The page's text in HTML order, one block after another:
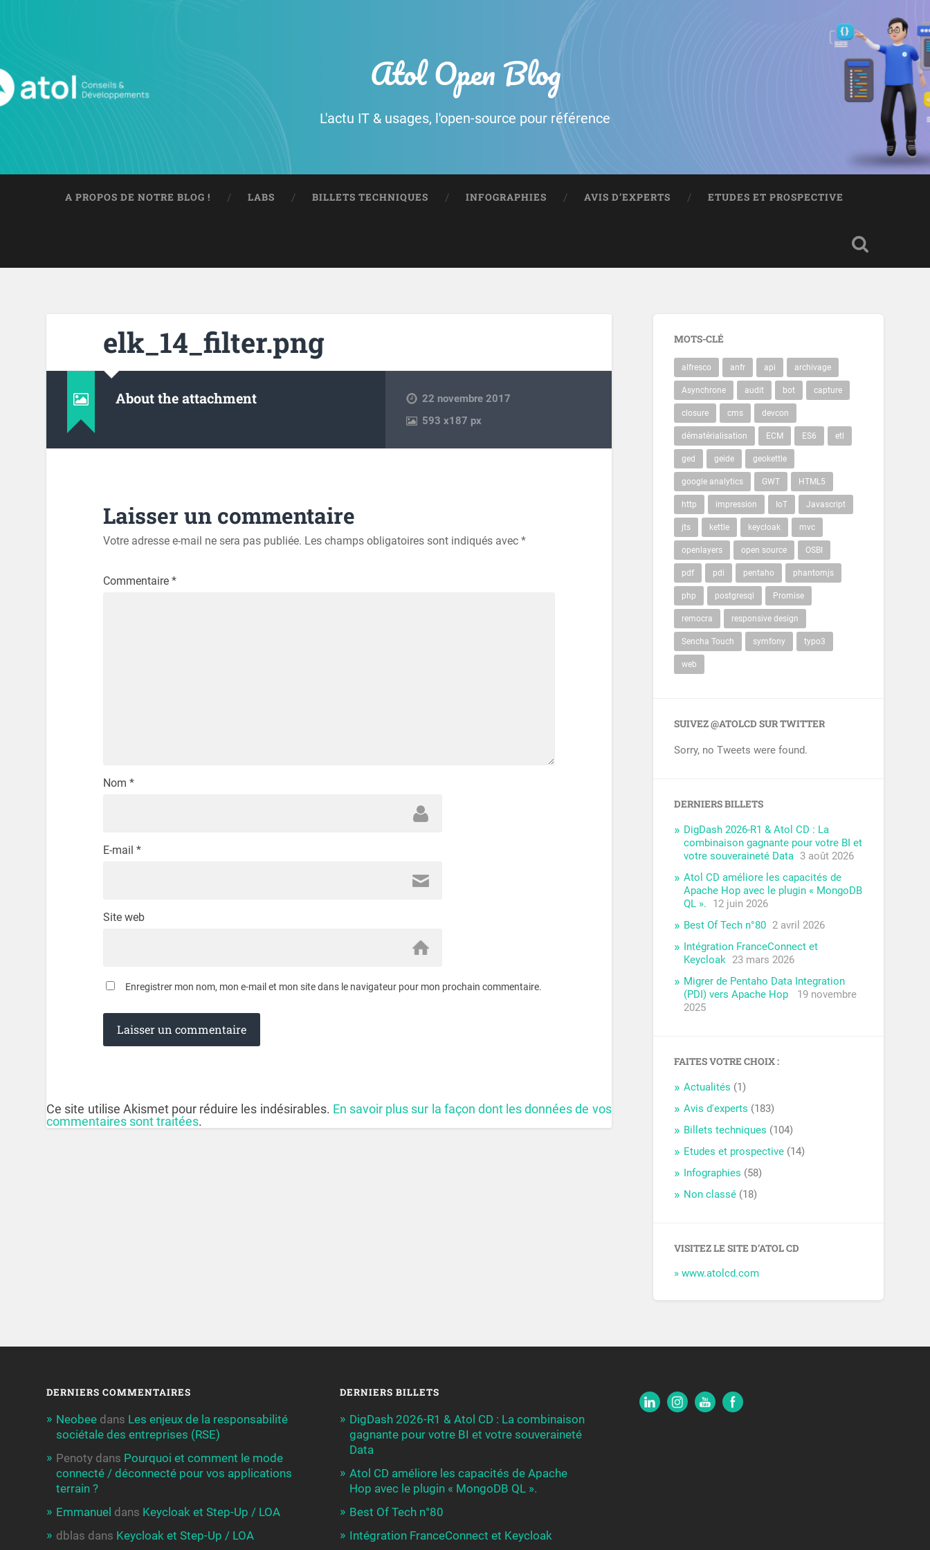
Atol Open Blog
L'actu IT & usages, l'open-source pour référence
A PROPOS DE NOTRE BLOG ! LABS BILLETS TECHNIQUES INFOGRAPHIES AVIS D’EXPERTS ETUDES ET PROSPECTIVE
elk_14_filter.png
About the attachment
22 novembre 2017
593x187 px
Laisser un commentaire
Votre adresse e-mail ne sera pas publiée. Les champs obligatoires sont indiqués avec *
Commentaire *
Nom *
E-mail *
Site web
Enregistrer mon nom, mon e-mail et mon site dans le navigateur pour mon prochain commentaire.
Ce site utilise Akismet pour réduire les indésirables. En savoir plus sur la façon dont les données de vos
commentaires sont traitées.
MOTS-CLÉ
alfresco anfr api archivage
Asynchrone audit bot capture
closure cms devcon
dématérialisation ECM ES6 etl
ged geide geokettle
google analytics GWT HTML5
http impression IoT Javascript
jts kettle keycloak mvc
openlayers open source OSBI
pdf pdi pentaho phantomjs
php postgresql Promise
remocra responsive design
Sencha Touch symfony typo3
web
SUIVEZ @ATOLCD SUR TWITTER
Sorry, no Tweets were found.
DERNIERS BILLETS
DigDash 2026-R1 & Atol CD : La
combinaison gagnante pour votre BI et
votre souveraineté Data 3 août 2026
Atol CD améliore les capacités de
Apache Hop avec le plugin « MongoDB
QL ».
12 juin 2026
Best Of Tech n°80 2 avril 2026
Intégration FranceConnect et
Keycloak 23 mars 2026
Migrer de Pentaho Data Integration
(PDI) vers Apache Hop
19 novembre
2025
FAITES VOTRE CHOIX :
Actualités (1)
Avis d'experts (183)
Billets techniques (104)
Etudes et prospective (14)
Infographies (58)
Non classé (18)
VISITEZ LE SITE D’ATOL CD
» www.atolcd.com
DERNIERS COMMENTAIRES
Neobee dans Les enjeux de la responsabilité
sociétale des entreprises (RSE)
Penoty dans Pourquoi et comment le mode
connecté / déconnecté pour vos applications
terrain ?
Emmanuel dans Keycloak et Step-Up / LOA
dblas dans Keycloak et Step-Up / LOA
DERNIERS BILLETS
DigDash 2026-R1 & Atol CD : La combinaison
gagnante pour votre BI et votre souveraineté
Data
Atol CD améliore les capacités de Apache
Hop avec le plugin « MongoDB QL ».
Best Of Tech n°80
Intégration FranceConnect et Keycloak